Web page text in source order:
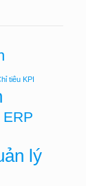
tiêu KPI
ERP
lý